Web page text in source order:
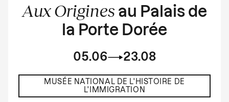
Aux Origines au Palais de
la Porte Dorée
05.06 23.08
MUSÉE NATIONAL DE L'HISTOIRE DE
L'IMMIGRATION